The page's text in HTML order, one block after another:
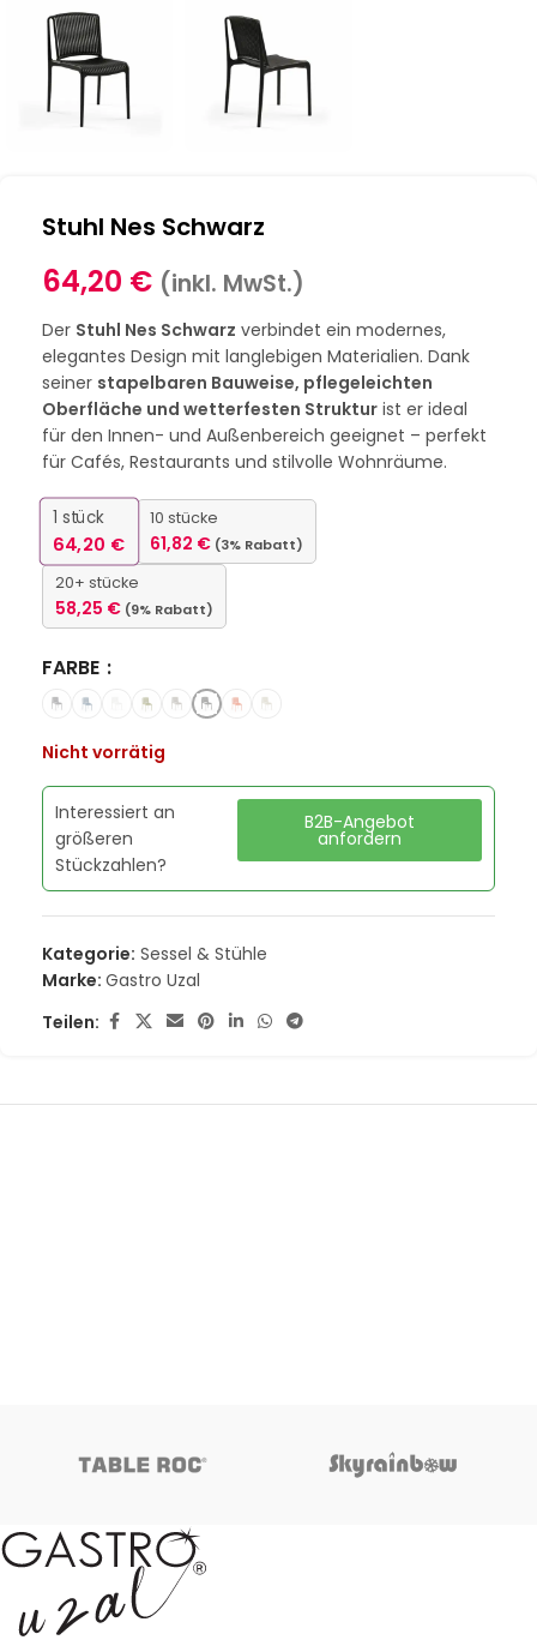
Stuhl Nes Schwarz
64,20 € (inkl. MwSt.)
Der Stuhl Nes Schwarz verbindet ein modernes,
elegantes Design mit langlebigen Materialien. Dank
seiner stapelbaren Bauweise, pflegeleichten
Oberfläche und wetterfesten Struktur ist er ideal
für den Innen- und Außenbereich geeignet – perfekt
für Cafés, Restaurants und stilvolle Wohnräume.
1 stück
64,20 €
10 stücke
61,82 € (3% Rabatt)
20+ stücke
58,25 € (9% Rabatt)
FARBE
Nicht vorrätig
Interessiert an
größeren
Stückzahlen?
B2B-Angebot
anfordern
Kategorie: Sessel & Stühle
Marke: Gastro Uzal
Teilen: